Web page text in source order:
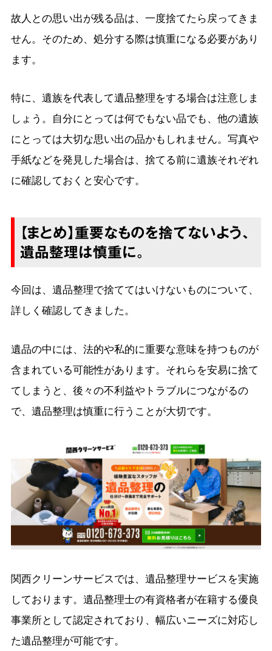
故人との思い出が残る品は、一度捨てたら戻ってきま
せん。そのため、処分する際は慎重になる必要があり
ます。
特に、遺族を代表して遺品整理をする場合は注意しま
しょう。自分にとっては何でもない品でも、他の遺族
にとっては大切な思い出の品かもしれません。写真や
手紙などを発見した場合は、捨てる前に遺族それぞれ
に確認しておくと安心です。
【まとめ】重要なものを捨てないよう、
遺品整理は慎重に。
今回は、遺品整理で捨ててはいけないものについて、
詳しく確認してきました。
遺品の中には、法的や私的に重要な意味を持つものが
含まれている可能性があります。それらを安易に捨て
てしまうと、後々の不利益やトラブルにつながるの
で、遺品整理は慎重に行うことが大切です。
関西クリーンサービスでは、遺品整理サービスを実施
しております。 遺品整理士の有資格者が在籍する優良
事業所として認定されており、幅広いニーズに対応し
た遺品整理が可能です。